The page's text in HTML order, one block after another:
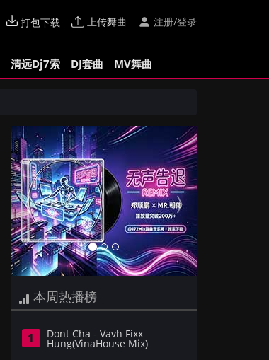
打包下载 上传舞曲 注册/登录
清远Dj7索 DJ套曲 MV舞曲
Previous Next
本周热播榜
1 Dont Cha - Vavh Fixx
Hung(VinaHouse Mix)